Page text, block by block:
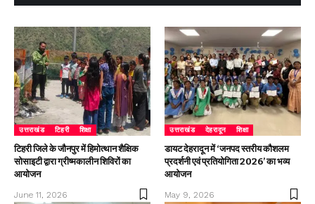
उत्तराखंड टिहरी शिक्षा
टिहरी जिले के जौनपुर में हिमोत्थान शैक्षिक
सोसाइटी द्वारा ग्रीष्मकालीन शिविरों का
आयोजन
June 11, 2026
उत्तराखंड देहरादून शिक्षा
डायट देहरादून में ‘जनपद स्तरीय कौशलम
प्रदर्शनी एवं प्रतियोगिता 2026’ का भव्य
आयोजन
May 9, 2026